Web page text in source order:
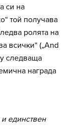
си на
той получава
ролята на
всички“ („And
следваща
награда
единствен